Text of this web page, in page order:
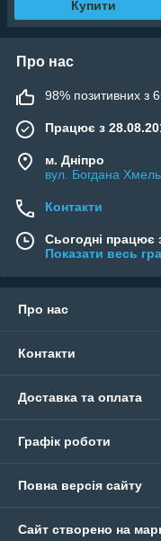
Купити
Про нас
98% позитивних з
Працює з
м. Дніпро
вул. Богдана
Контакти
Сьогодні працює
Показати весь
Про нас
Контакти
Доставка та оплата
Графік роботи
Повна версія сайту
Сайт створено на